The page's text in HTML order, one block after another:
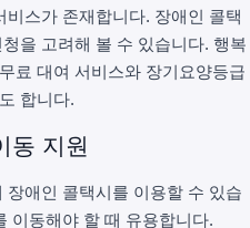
스가 존재합니다. 장애인 콜택
을 고려해 볼 수 있습니다. 행복
료 대여 서비스와 장기요양등급
합니다.
동 지원
애인 콜택시를 이용할 수 있습
이동해야 할 때 유용합니다.